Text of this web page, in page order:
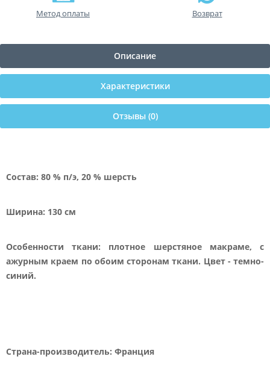
Метод оплаты Возврат
Описание
Характеристики
Отзывы (0)
Состав: 80 % п/э, 20 % шерсть
Ширина: 130 см
Особенности ткани: плотное шерстяное макраме, с
ажурным краем по обоим сторонам ткани. Цвет - темно-
синий.
Страна-производитель: Франция